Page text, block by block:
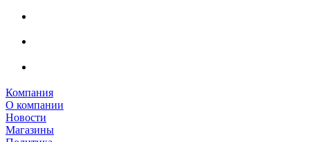
Компания
О компании
Новости
Магазины